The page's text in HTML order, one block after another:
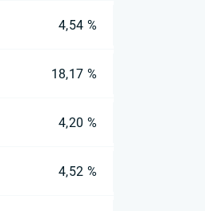
4,54 %
18,17 %
4,20 %
4,52 %